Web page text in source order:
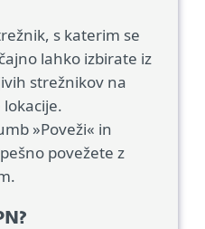
s katerim se
lahko izbirate iz
strežnikov na
»Poveži« in
povežete z